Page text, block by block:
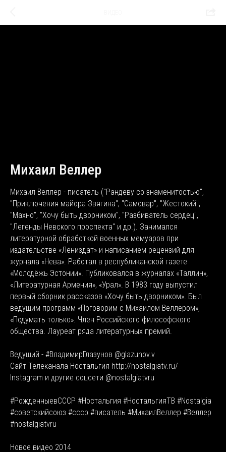
Михаил Веллер
Михаил Веллер - писатель ("Рандеву со знаменитостью",
"Приключения майора Звягина", "Самовар", "Жестокий",
"Махно", "Хочу быть дворником", "Разбиватель сердец",
"Легенды Невского проспекта" и др.). Занимался
литературной обработкой военных мемуаров при
издательстве «Лениздат» и написанием рецензий для
журнала «Нева». Работал в республиканской газете
«Молодёжь Эстонии». Публиковался в журналах «Таллин»,
«Литературная Армения», «Урал». В 1983 году выпустил
первый сборник рассказов «Хочу быть дворником». Был
ведущим программ «Поговорим с Михаилом Веллером»,
«Подумать только». Член Российского философского
общества. Лауреат ряда литературных премий.
Ведущий - #ВладимирГлазунов @glazunov.v
Сайт Телеканала Ностальгия http://nostalgiatv.ru/
Instagram и другие соцсети @nostalgiatvru
#РожденныевСССР #Ностальгия #НостальгияТВ #Nostalgia
#советскийсоюз #ссср #писатель #МихаилВеллер #Веллер
#nostalgiatvru
Новое видео 2014